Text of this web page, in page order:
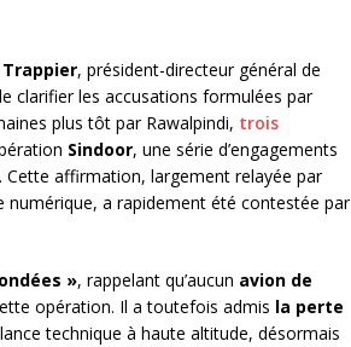
Trappier, président-directeur général de
clarifier les accusations formulées par
plus tôt par Rawalpindi, trois
Sindoor, une série d’engagements
Cette affirmation, largement relayée par
numérique, a rapidement été contestée par
», rappelant qu’aucun avion de
opération. Il a toutefois admis la perte
technique à haute altitude, désormais